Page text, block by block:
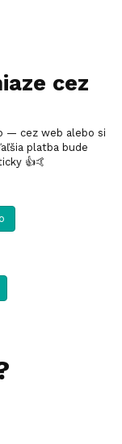
cez
— cez web alebo si
platba bude
👍🤙